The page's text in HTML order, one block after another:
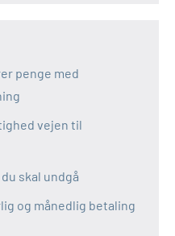
penge med
vejen til
skal undgå
og månedlig betaling